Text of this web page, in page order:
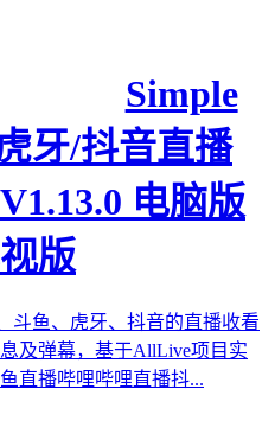
Simple
牙/抖音直播
电脑版
版
斗鱼、虎牙、抖音的直播收看
及弹幕，基于AllLive项目实
直播哔哩哔哩直播抖...